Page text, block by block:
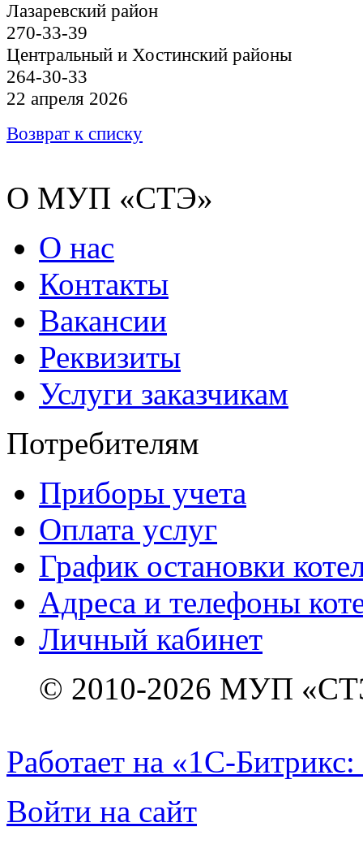
Лазаревский район
270-33-39
Центральный и Хостинский районы
264-30-33
22 апреля 2026
Возврат к списку
О МУП «СТЭ»
О нас
Контакты
Вакансии
Реквизиты
Услуги заказчикам
Потребителям
Приборы учета
Оплата услуг
График остановки
Адреса и телефоны
Личный кабинет
© 2010-2026 МУП
Работает на «1С-
Войти на сайт